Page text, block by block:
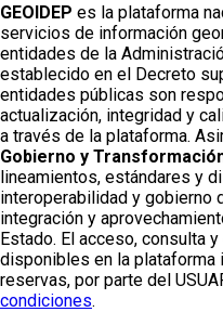
GEOIDEP es la plataforma
servicios de información
entidades de la
establecido en el Decreto
entidades públicas son
actualización, integridad y
a través de la plataforma.
Gobierno y
lineamientos, estándares y
interoperabilidad y gobierno
integración y
Estado. El acceso, consulta
disponibles en la plataforma
reservas, por parte del
condiciones.